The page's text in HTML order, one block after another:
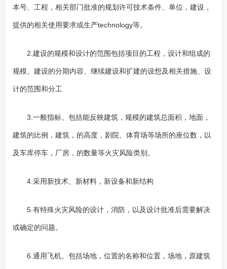
本号、工程，相关部门批准的规划许可技术条件、单位，建设，
提供的相关使用要求或生产technology等。
2.建设的规模和设计的范围包括项目的工程，设计和组成的
规模、建设的分期内容、继续建设和扩建的设想及相关措施、设
计的范围和分工
3.一般指标。包括能反映建筑，规模的建筑总面积，地面，
建筑的比例，建筑，的高度，剧院、体育场等场所的座位数，以
及车库停车，厂房，的数量等火灾风险类别。
4.采用新技术、新材料，新设备和新结构
5.有特殊火灾风险的设计，消防，以及设计批准后需要解决
或确定的问题。
6.通用飞机。包括场地，位置的名称和位置，场地，原建筑